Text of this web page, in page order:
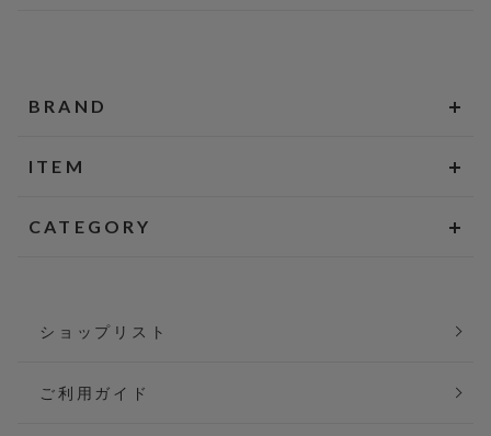
BRAND
ITEM
CATEGORY
ショップリスト
ご利用ガイド